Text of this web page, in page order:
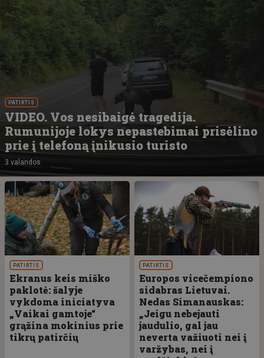
PATIRTIS
VIDEO. Vos nesibaigė tragedija.
Rumunijoje lokys nepastebimai prisėlino
prie į telefoną įnikusio turisto
3 valandos
PATIRTIS
Ekranus keis miško
paklotė: šalyje
vykdoma iniciatyva
„Vaikai gamtoje“
grąžina mokinius prie
tikrų patirčių
PATIRTIS
Europos vicečempiono
sidabras Lietuvai.
Nedas Simanauskas:
„Jeigu nebejauti
jaudulio, gal jau
neverta važiuoti nei į
varžybas, nei į